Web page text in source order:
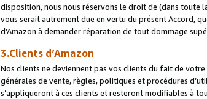
disposition, nous nous réservons le droit de (dans toute
vous serait autrement due en vertu du présent Accord,
d’Amazon à demander réparation de tout dommage
3.Clients d’Amazon
Nos clients ne deviennent pas vos clients du fait de
générales de vente, règles, politiques et procédures
s’appliqueront à ces clients et resteront modifiables à